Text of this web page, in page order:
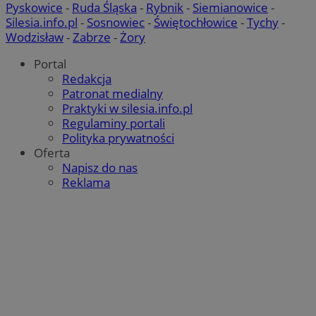
Pyskowice - Ruda Śląska - Rybnik- Siemianowice -
Silesia.info.pl - Sosnowiec- Świętochłowice -Tychy-
Wodzisław-Zabrze -Żory
Portal
Redakcja
Patronat medialny
Praktyki w silesia.info.pl
Regulaminy portali
Polityka prywatności
Oferta
Napisz do nas
Reklama
VISITOR_PRIVACY_METADATA